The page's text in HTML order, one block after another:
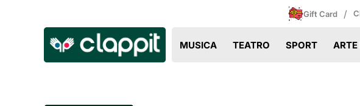
Gift Card /
MUSICA TEATRO SPORT ARTE